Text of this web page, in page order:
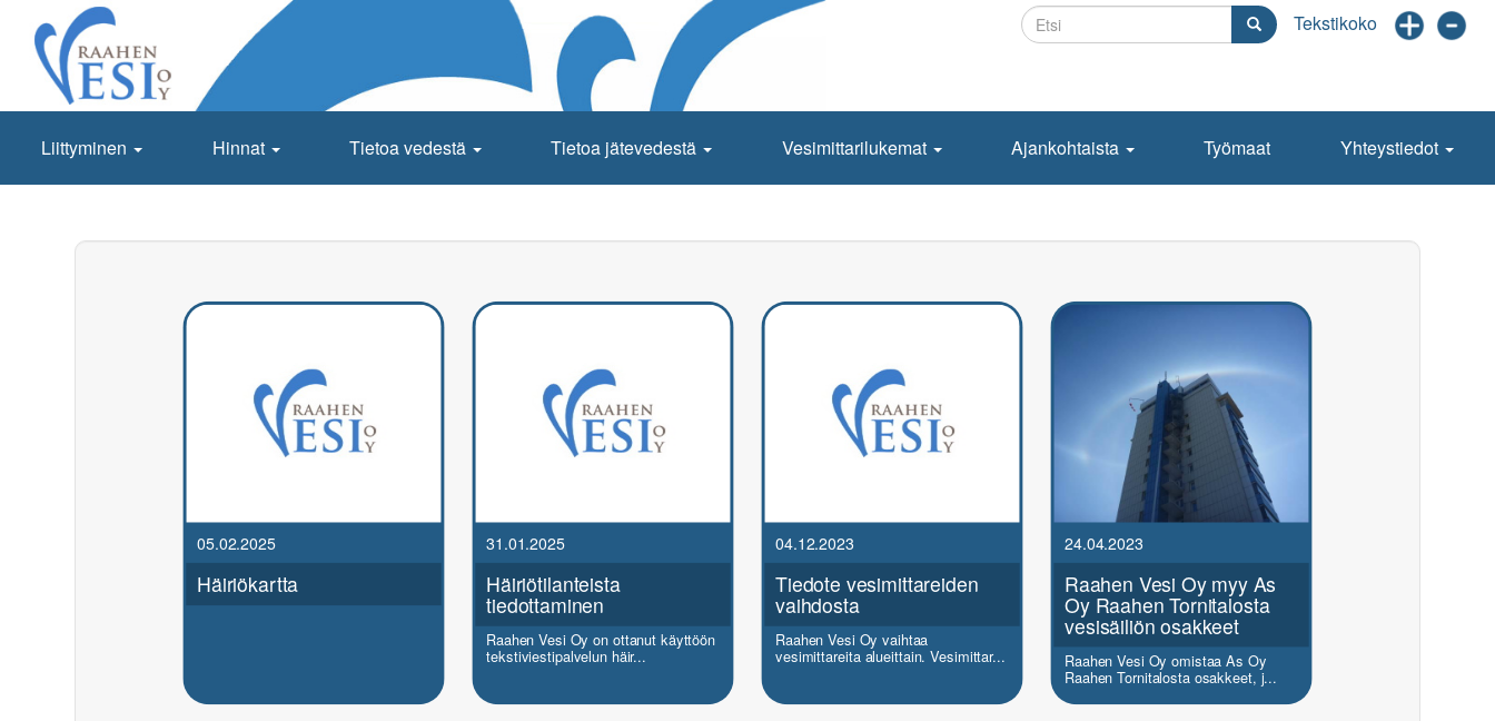
pääsisältöön
Etsi Etsi
Main
navigation
Liittyminen Hinnat Tietoa vedestä Tietoa jätevedestä Vesimittarilukemat Ajankohtaista Työmaat Yhteystiedot
05.02.2025
Häiriökartta
31.01.2025
Häiriötilanteista
tiedottaminen
Raahen Vesi Oy on ottanut käyttöön
tekstiviestipalvelun häir...
04.12.2023
Tiedote vesimittareiden
vaihdosta
Raahen Vesi Oy vaihtaa
vesimittareita alueittain. Vesimittar...
24.04.2023
Raahen Vesi Oy myy As
Oy Raahen Tornitalosta
vesisäiliön osakkeet
Raahen Vesi Oy omistaa As Oy
Raahen Tornitalosta osakkeet, j...